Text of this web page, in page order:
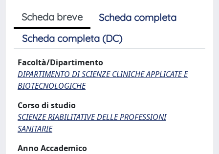
Scheda breve
Scheda completa
Scheda completa (DC)
Facoltà/Dipartimento
DIPARTIMENTO DI SCIENZE CLINICHE APPLICATE E
BIOTECNOLOGICHE
Corso di studio
SCIENZE RIABILITATIVE DELLE PROFESSIONI
SANITARIE
Anno Accademico